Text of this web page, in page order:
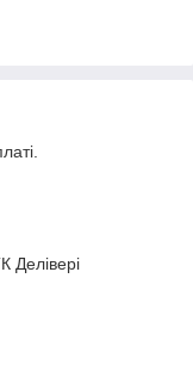
Делівері